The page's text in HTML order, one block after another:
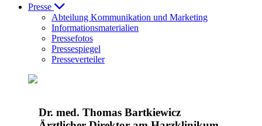
Presse
Abteilung Kommunikation und Marketing
Informationsmaterialien
Pressefotos
Pressespiegel
Presseverteiler
Dr. med. Thomas Bartkiewicz